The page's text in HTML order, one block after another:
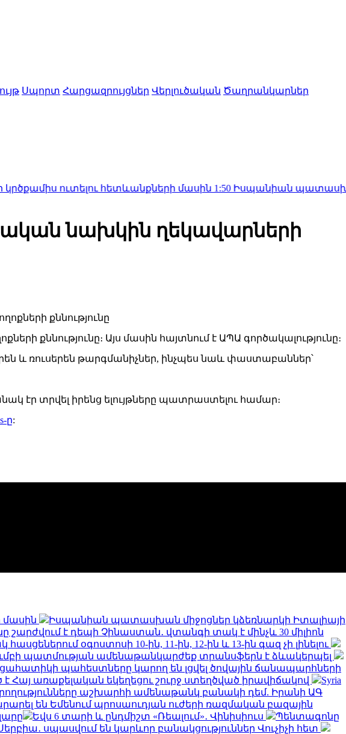
Սպորտ Հարցազրույցներ Վերլուծական Ծաղրանկարներ
ուտելու հետևանքների մասին1:50Իսպանիան պատասխան
նախկին ղեկավարների
քննությունը։ Այս մասին հայտնում է ԱՊԱ գործակալությունը։
և ռուսերեն թարգմանիչներ, ինչպես նաև փաստաբաններ՝
էր տրվել իրենց ելույթները պատրաստելու համար։
ը:
մասին
Իսպանիան պատասխան միջոցներ կձեռնարկի Իտալիայի
շարժվում է դեպի Չինաստան․ վտանգի տակ է մինչև 30 միլիոն
օգոստոսի 10-ին, 11-ին, 12-ին և 13-ին գազ չի լինելու
պատմության ամենաթանկարժեք տրանսֆերն է ձևակերպել
պահեստները կարող են լցվել ծովային ճանապարհների
առաքելական եկեղեցու շուրջ ստեղծված իրավիճակով
Syria
աշխարհի ամենաթանկ բանակի դեմ. Իրանի ԱԳ
են Եմենում պրոսաուդյան ուժերի ռազմական բազային
Եվս 6 տարի և ընդմիշտ «Ռեալում»․ Վինիսիուս
Պենտագոնը
սպասվում են կարևոր բանակցություններ Վուչիչի հետ